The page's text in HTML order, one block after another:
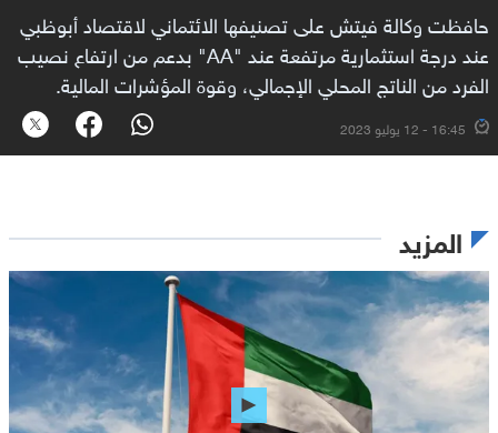
حافظت وكالة فيتش على تصنيفها الائتماني لاقتصاد أبوظبي
عند درجة استثمارية مرتفعة عند "AA" بدعم من ارتفاع نصيب
الفرد من الناتج المحلي الإجمالي، وقوة المؤشرات المالية.
16:45 - 12 يوليو 2023
المزيد